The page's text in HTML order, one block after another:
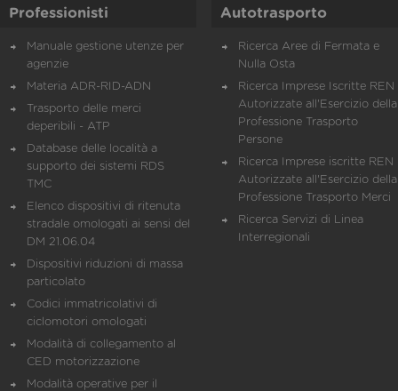
Professionisti
Manuale gestione utenze per
agenzie
Materia ADR-RID-ADN
Trasporto delle merci
deperibili - ATP
Database delle località a
supporto dei sistemi RDS
TMC
Elenco dispositivi di ritenuta
stradale omologati ai sensi del
DM 21.06.04
Dispositivi riduzioni di massa
particolato
Codici immatricolativi di
ciclomotori omologati
Modalità di collegamento al
CED motorizzazione
Modalità operative per il
Autotrasporto
Ricerca Aree di Fermata e
Nulla Osta
Ricerca Imprese Iscritte REN
Autorizzate all'Esercizio della
Professione Trasporto
Persone
Ricerca Imprese iscritte REN
Autorizzate all'Esercizio della
Professione Trasporto Merci
Ricerca Servizi di Linea
Interregionali